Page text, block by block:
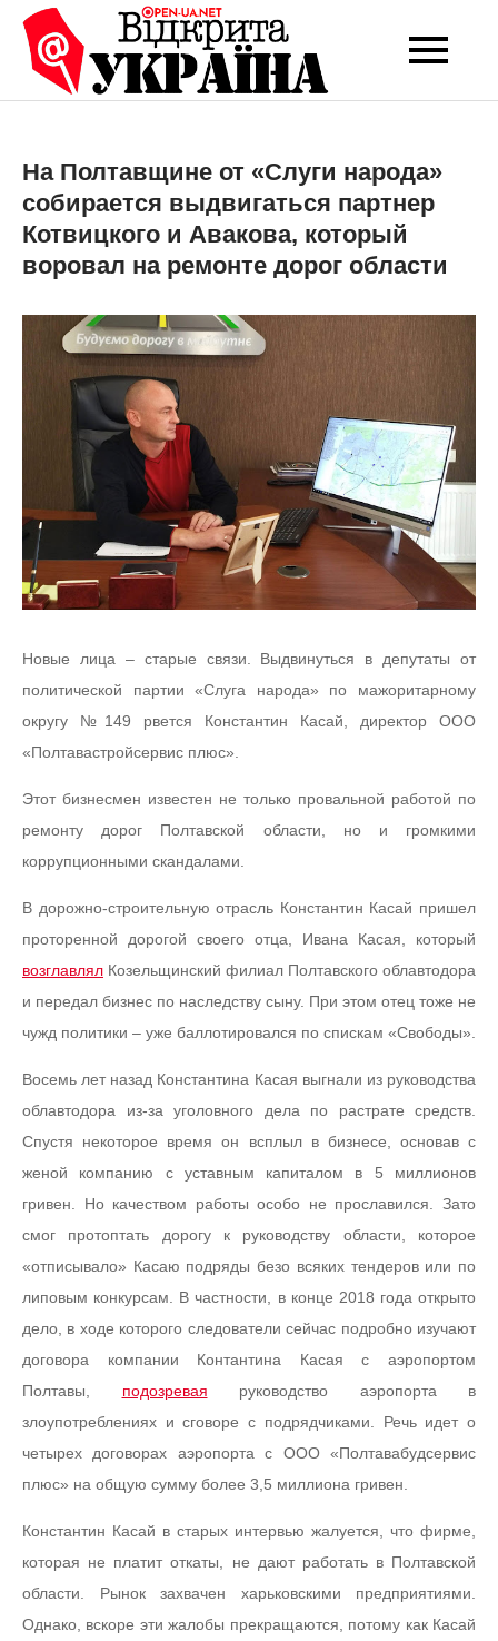
Перейти
вмісту
Open-UA
NET
Це ваше надійне
експертних думок
На Полтавщине от «Слуги народа»
собирается выдвигаться партнер
Котвицкого и Авакова, который
воровал на ремонте дорог области
Новые лица – старые связи. Выдвинуться в депутаты от
политической партии «Слуга народа» по мажоритарному
округу №149 рвется Константин Касай, директор ООО
«Полтавастройсервис плюс».
Этот бизнесмен известен не только провальной работой по
ремонту дорог Полтавской области, но и громкими
коррупционными скандалами.
В дорожно-строительную отрасль Константин Касай пришел
проторенной дорогой своего отца, Ивана Касая, который
возглавлял Козельщинский филиал Полтавского облавтодора
и передал бизнес по наследству сыну. При этом отец тоже не
чужд политики – уже баллотировался по спискам «Свободы».
Восемь лет назад Константина Касая выгнали из руководства
облавтодора из-за уголовного дела по растрате средств.
Спустя некоторое время он всплыл в бизнесе, основав с
женой компанию с уставным капиталом в 5 миллионов
гривен. Но качеством работы особо не прославился. Зато
смог протоптать дорогу к руководству области, которое
«отписывало» Касаю подряды безо всяких тендеров или по
липовым конкурсам. В частности, в конце 2018 года открыто
дело, в ходе которого следователи сейчас подробно изучают
договора компании Контантина Касая с аэропортом
Полтавы, подозревая руководство аэропорта в
злоупотреблениях и сговоре с подрядчиками. Речь идет о
четырех договорах аэропорта с ООО «Полтавабудсервис
плюс» на общую сумму более 3,5 миллиона гривен.
Константин Касай в старых интервью жалуется, что фирме,
которая не платит откаты, не дают работать в Полтавской
области. Рынок захвачен харьковскими предприятиями.
Однако, вскоре эти жалобы прекращаются, потому как Касай